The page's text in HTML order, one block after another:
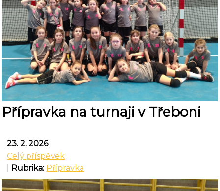
Přípravka na turnaji v Třeboni
23. 2. 2026
Celý příspěvek
Rubrika: Přípravka